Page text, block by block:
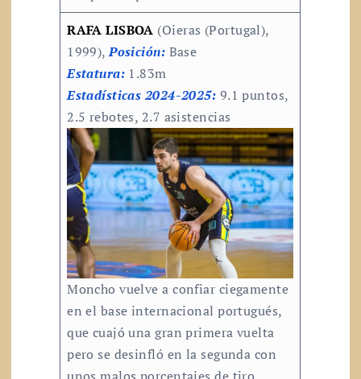
RAFA LISBOA (Oieras (Portugal),
1999),Posición: Base
Estatura: 1.83m
Estadísticas 2024-2025: 9.1 puntos,
2.5 rebotes, 2.7 asistencias
Moncho vuelve a confiar ciegamente
en el base internacional portugués,
que cuajó una gran primera vuelta
pero se desinfló en la segunda con